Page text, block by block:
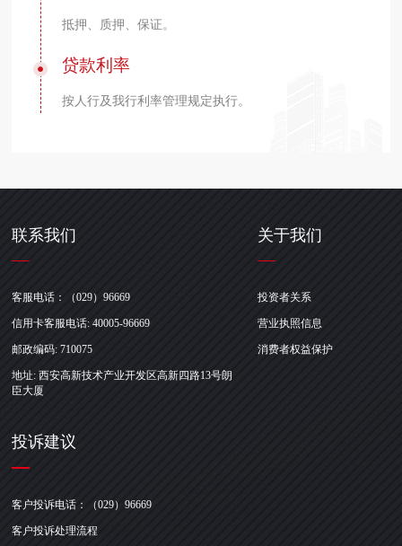
抵押、质押、保证。
贷款利率
按人行及我行利率管理规定执行。
联系我们
客服电话：（029）96669
信用卡客服电话: 40005-96669
邮政编码: 710075
地址: 西安高新技术产业开发区高新四路13号朗
臣大厦
关于我们
投资者关系
营业执照信息
消费者权益保护
投诉建议
客户投诉电话：（029）96669
客户投诉处理流程